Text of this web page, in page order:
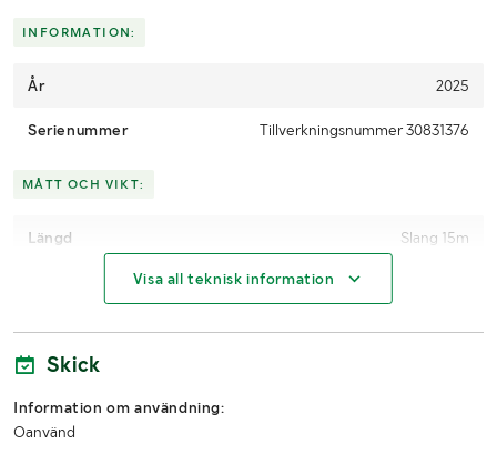
Skicka en finansieringsförfrågan här
INFORMATION:
År 2025
Serienummer Tillverkningsnummer 30831376
MÅTT OCH VIKT:
Längd Slang 15m
Visa all teknisk information
Skick
Information om användning:
Oanvänd